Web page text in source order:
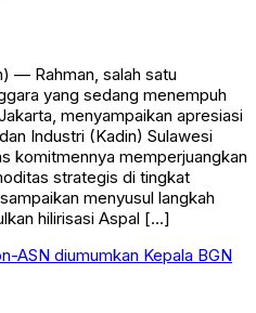
— Rahman, salah satu
yang sedang menempuh
menyampaikan apresiasi
Industri (Kadin) Sulawesi
komitmennya memperjuangkan
strategis di tingkat
menyusul langkah
hilirisasi Aspal […]